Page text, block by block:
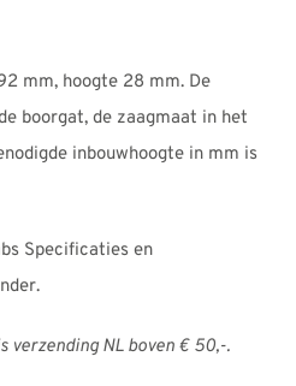
mm, hoogte 28 mm. De
boorgat, de zaagmaat in het
inbouwhoogte in mm is
Specificaties en
verzending NL boven € 50,-.